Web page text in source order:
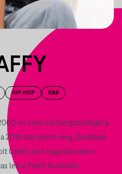
HIP-HOP R&B
es évek rnb hangzásvilágát a
2018-ban jelent meg, Geddoval
Czaffy első nagyobb sikere
lett a Petőfi Kulturális